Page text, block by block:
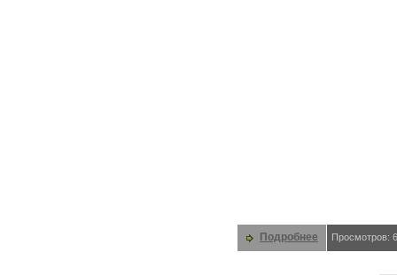
Подробнее Просмотров: